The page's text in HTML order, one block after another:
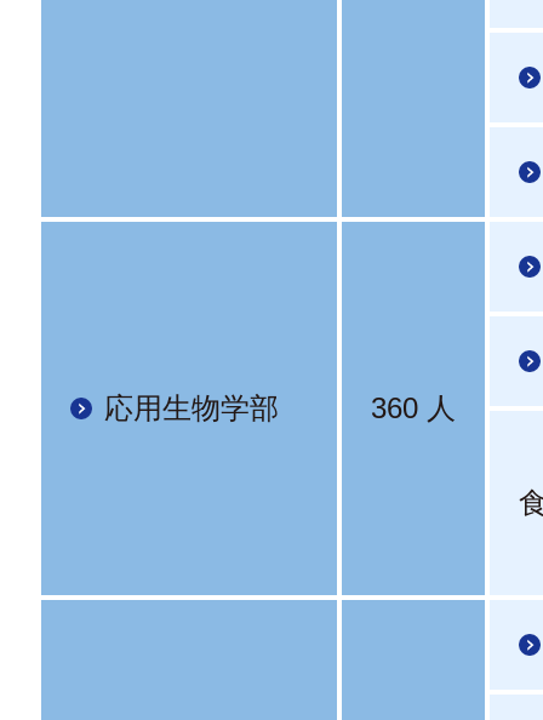
応用生物学部 360 人